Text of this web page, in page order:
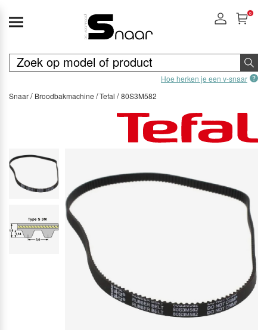
Hoe herken je een v-snaar
0
Snaar Broodbakmachine Tefal 80S3M582